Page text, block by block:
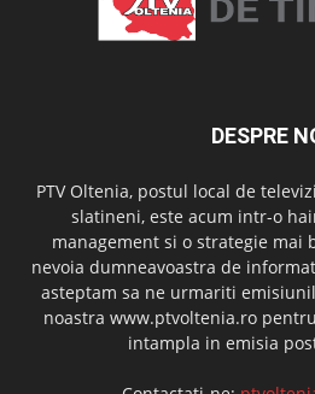
DESPRE
PTV Oltenia, postul local de
slatineni, este acum intr-o
management si o strategie mai
nevoia dumneavoastra de
asteptam sa ne urmariti
noastra www.ptvoltenia.ro
intampla in emisia